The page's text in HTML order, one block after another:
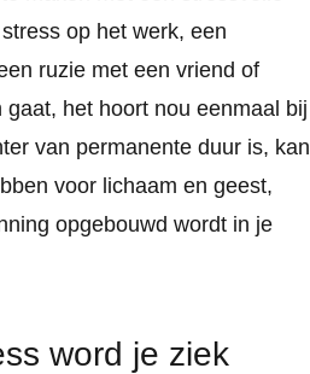
op het werk, een
ruzie met een vriend of
het hoort nou eenmaal bij
van permanente duur is, kan
voor lichaam en geest,
opgebouwd wordt in je
word je ziek